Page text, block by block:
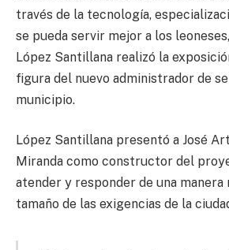
través de la tecnología,
se pueda servir mejor a los
López Santillana realizó la
figura del nuevo administrador de
municipio.
López Santillana presentó a José
Miranda como constructor del
atender y responder de una
tamaño de las exigencias de la